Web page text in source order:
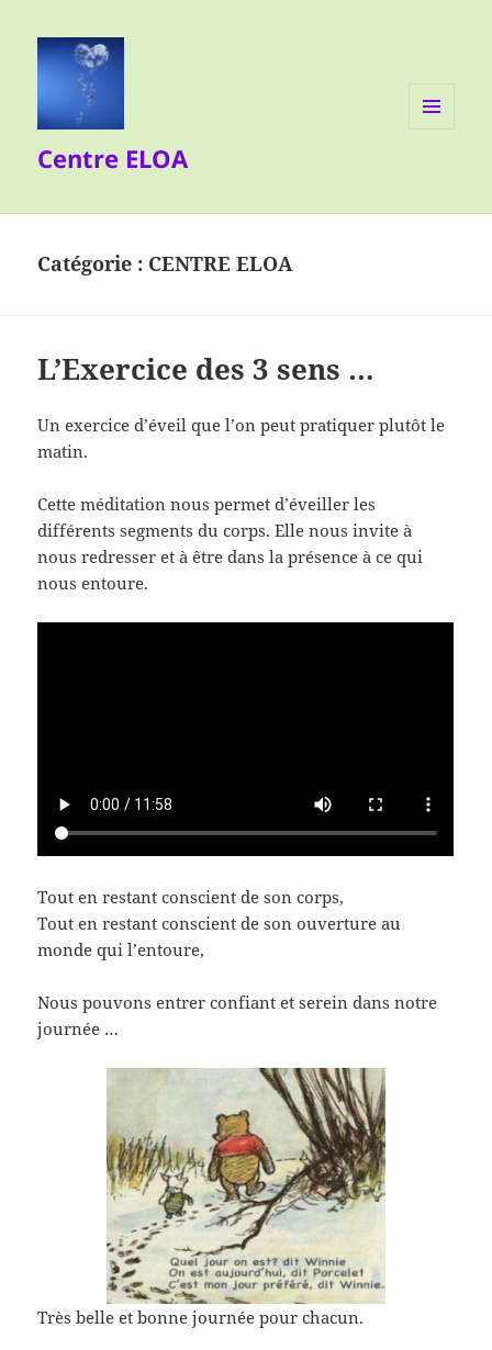
Centre ELOA
Catégorie : CENTRE ELOA
L’Exercice des 3 sens …
Un exercice d’éveil que l’on peut pratiquer plutôt le
matin.
Cette méditation nous permet d’éveiller les
différents segments du corps. Elle nous invite à
nous redresser et à être dans la présence à ce qui
nous entoure.
Tout en restant conscient de son corps,
Tout en restant conscient de son ouverture au
monde qui l’entoure,
Nous pouvons entrer confiant et serein dans notre
journée …
Très belle et bonne journée pour chacun.